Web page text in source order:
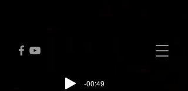
-00:49